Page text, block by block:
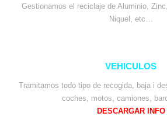
Gestionamos el reciclaje de Aluminio,
Niquel, etc…
VEHICULOS
Tramitamos todo tipo de recogida, baja i
coches, motos, camiones,
DESCARGAR INFO